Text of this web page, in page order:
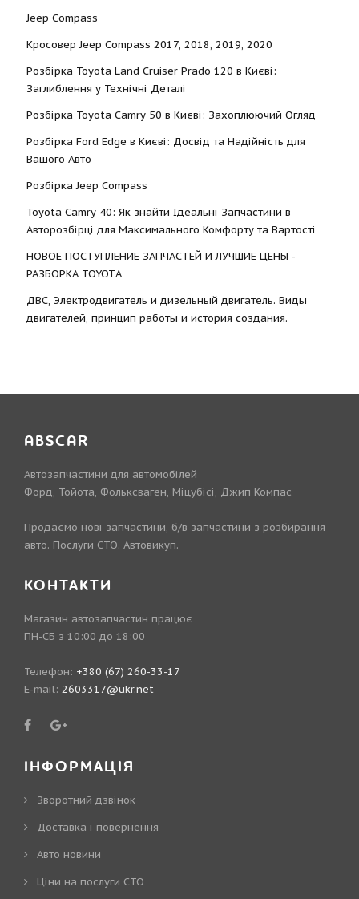
Jeep Compass
Кросовер Jeep Compass 2017, 2018, 2019, 2020
Розбірка Toyota Land Cruiser Prado 120 в Києві:
Заглиблення у Технічні Деталі
Розбірка Toyota Camry 50 в Києві: Захоплюючий Огляд
Розбірка Ford Edge в Києві: Досвід та Надійність для
Вашого Авто
Розбірка Jeep Compass
Toyota Camry 40: Як знайти Ідеальні Запчастини в
Авторозбірці для Максимального Комфорту та Вартості
НОВОЕ ПОСТУПЛЕНИЕ ЗАПЧАСТЕЙ И ЛУЧШИЕ ЦЕНЫ -
РАЗБОРКА TOYOTА
ДВС, Электродвигатель и дизельный двигатель. Виды
двигателей, принцип работы и история создания.
ABSCAR
Автозапчастини для автомобілей
Форд, Тойота, Фольксваген, Міцубісі, Джип Компас
Продаємо нові запчастини, б/в запчастини з розбирання
авто. Послуги СТО. Автовикуп.
КОНТАКТИ
Магазин автозапчастин працює
ПН-СБ з 10:00 до 18:00
Телефон: +380 (67) 260-33-17
E-mail: 2603317@ukr.net
ІНФОРМАЦІЯ
Зворотний дзвінок
Доставка і повернення
Авто новини
Ціни на послуги СТО